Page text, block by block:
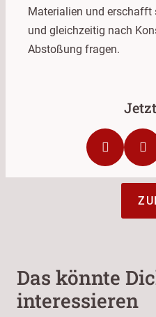
Materialien und erschafft
und gleichzeitig nach
Abstoßung fragen.
Das könnte
interessieren